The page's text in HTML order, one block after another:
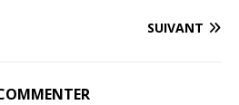
SUIVANT